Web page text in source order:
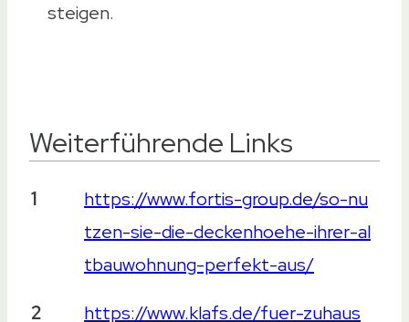
steigen.
Weiterführende Links
Weiterführende Links
1
https://www.fortis-group.de/so-nu
tzen-sie-die-deckenhoehe-ihrer-al
tbauwohnung-perfekt-aus/
2
https://www.klafs.de/fuer-zuhaus